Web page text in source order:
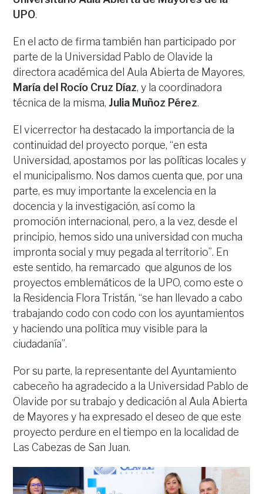
UPO.
En el acto de firma también han participado por
parte de la Universidad Pablo de Olavide la
directora académica del Aula Abierta de Mayores,
María del Rocío Cruz Díaz, y la coordinadora
técnica de la misma, Julia Muñoz Pérez.
El vicerrector ha destacado la importancia de la
continuidad del proyecto porque, “en esta
Universidad, apostamos por las políticas locales y
el municipalismo. Nos damos cuenta que, por una
parte, es muy importante la excelencia en la
docencia y la investigación, así como la
promoción internacional, pero, a la vez, desde el
principio, hemos sido una universidad con mucha
impronta social y muy pegada al territorio”. En
este sentido, ha remarcado que algunos de los
proyectos emblemáticos de la UPO, como este o
la Residencia Flora Tristán, “se han llevado a cabo
trabajando codo con codo con los ayuntamientos
y haciendo una política muy visible para la
ciudadanía”.
Por su parte, la representante del Ayuntamiento
cabeceño ha agradecido a la Universidad Pablo de
Olavide por su trabajo y dedicación al Aula Abierta
de Mayores y ha expresado el deseo de que este
proyecto perdure en el tiempo en la localidad de
Las Cabezas de San Juan.